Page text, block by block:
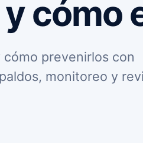
cómo
prevenirlos con
monitoreo y